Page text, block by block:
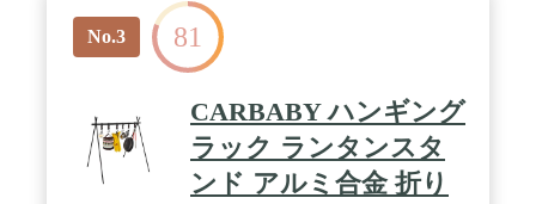
こともないので安心です。 ✅【耐荷重は20kgまで
OK！】 強度あるA7075超々ジュラルミン 材質は強
度あるA7075超々ジュラルミン。 強度がありながら
もコンパクトで軽量、 耐荷重も20kgまで大丈夫で
(約)74.5cm×55cm×76.5cm 収納時 :
(約)42cm×8cm×8cm 材質： A7075 超々ジュラルミン
重量： (約)810g 耐荷重： 20kg 特記事項： ※本製品
は焚き火用ハンガーではありません。火の近くでは
No.3 81
CARBABY ハンギング
ラック ランタンスタ
ンド アルミ合金 折り